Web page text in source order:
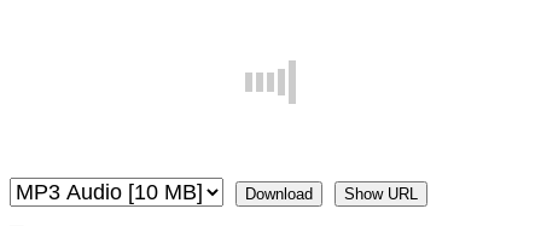
Download Show URL